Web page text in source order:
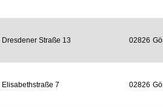
Dresdener Straße 13 02826
Elisabethstraße 7 02826